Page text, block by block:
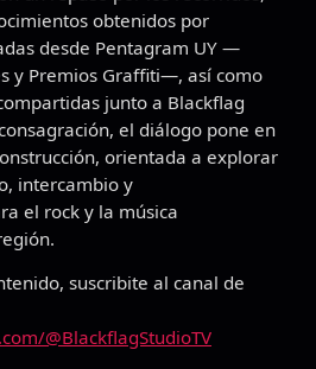
obtenidos por
desde Pentagram UY —
y Premios Graffiti—, así como
junto a Blackflag
el diálogo pone en
orientada a explorar
intercambio y
el rock y la música
suscribite al canal de
@BlackflagStudioTV